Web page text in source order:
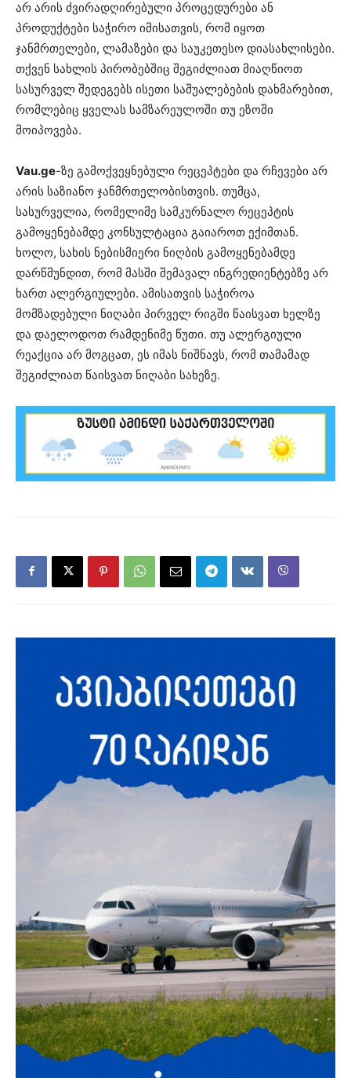
არ არის ძვირადღირებული პროცედურები ან
პროდუქტები საჭირო იმისათვის, რომ იყოთ
ჯანმრთელები, ლამაზები და საუკეთესო დიასახლისები.
თქვენ სახლის პირობებშიც შეგიძლიათ მიაღწიოთ
სასურველ შედეგებს ისეთი საშუალებების დახმარებით,
რომლებიც ყველას სამზარეულოში თუ ეზოში
მოიპოვება.
Vau.ge-ზე გამოქვეყნებული რეცეპტები და რჩევები არ
არის საზიანო ჯანმრთელობისთვის. თუმცა,
სასურველია, რომელიმე სამკურნალო რეცეპტის
გამოყენებამდე კონსულტაცია გაიაროთ ექიმთან.
ხოლო, სახის ნებისმიერი ნიღბის გამოყენებამდე
დარწმუნდით, რომ მასში შემავალ ინგრედიენტებზე არ
ხართ ალერგიულები. ამისათვის საჭიროა
მომზადებული ნიღაბი პირველ რიგში წაისვათ ხელზე
და დაელოდოთ რამდენიმე წუთი. თუ ალერგიული
რეაქცია არ მოგცათ, ეს იმას ნიშნავს, რომ თამამად
შეგიძლიათ წაისვათ ნიღაბი სახეზე.